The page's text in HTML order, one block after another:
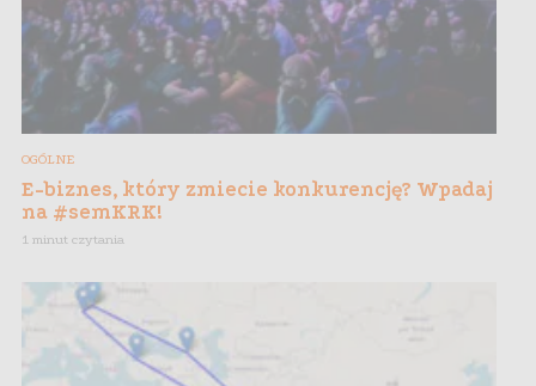
OGÓLNE
E-biznes, który zmiecie konkurencję? Wpadaj
na #semKRK!
1 minut czytania